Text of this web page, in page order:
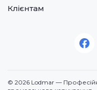
Теплове
Кавове
Клієнтам
© 2026 Lodmar —